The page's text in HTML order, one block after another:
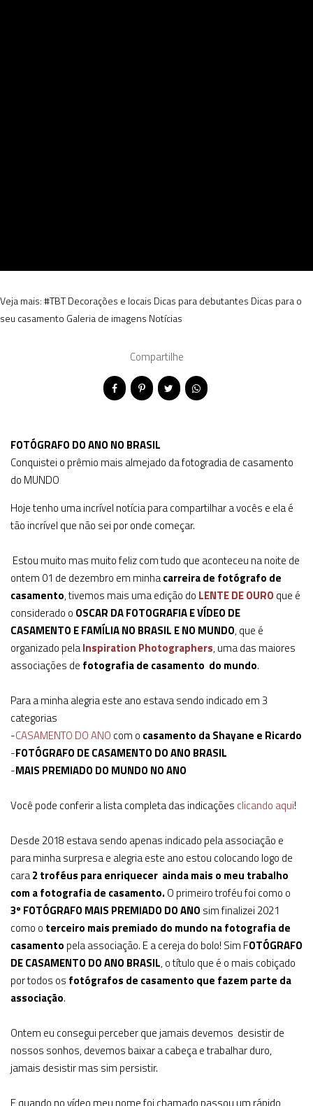
Veja mais:#TBTDecorações e locais Dicas para debutantes Dicas para o
seu casamento Galeria de imagens Notícias
Compartilhe
FOTÓGRAFO DO ANO NO BRASIL
Conquistei o prêmio mais almejado da fotogradia de casamento
do MUNDO
Hoje tenho uma incrível notícia para compartilhar a vocês e ela é
tão incrível que não sei por onde começar.
Estou muito mas muito feliz com tudo que aconteceu na noite de
ontem 01 de dezembro em minhacarreira de fotógrafo de
casamento, tivemos mais uma edição do LENTE DE OURO que é
considerado o OSCAR DA FOTOGRAFIA E VÍDEO DE
CASAMENTO E FAMÍLIA NO BRASIL E NO MUNDO, que é
organizado pelaInspiration Photographers, uma das maiores
associações de fotografia de casamento do mundo.
Para a minha alegria este ano estava sendo indicado em 3
categorias
-CASAMENTO DO ANO com o casamento da Shayane e Ricardo
-FOTÓGRAFO DE CASAMENTO DO ANO BRASIL
-MAIS PREMIADO DO MUNDO NO ANO
Você pode conferir a lista completa das indicações clicando aqui!
Desde 2018 estava sendo apenas indicado pela associação e
para minha surpresa e alegria este ano estou colocando logo de
cara2 troféus para enriquecer ainda mais o meu trabalho
com a fotografia de casamento. O primeiro troféu foi como o
3º FOTÓGRAFO MAIS PREMIADO DO ANO sim finalizei 2021
como o terceiro mais premiado do mundo na fotografia de
casamento pela associação. E a cereja do bolo! Sim FOTÓGRAFO
DE CASAMENTO DO ANO BRASIL, o título que é o mais cobiçado
por todos os fotógrafos de casamento que fazem parte da
associação.
Ontem eu consegui perceber que jamais devemos desistir de
nossos sonhos, devemos baixar a cabeça e trabalhar duro,
jamais desistir mas sim persistir.
E quando no vídeo meu nome foi chamado passou um rápido